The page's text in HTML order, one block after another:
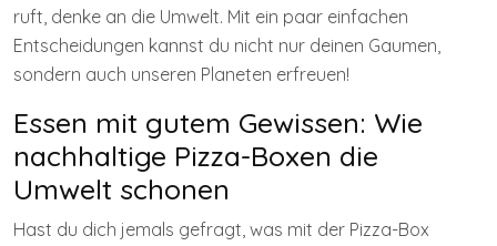
ruft, denke an die Umwelt. Mit ein paar einfachen
Entscheidungen kannst du nicht nur deinen Gaumen,
sondern auch unseren Planeten erfreuen!
Essen mit gutem Gewissen: Wie
nachhaltige Pizza-Boxen die
Umwelt schonen
Hast du dich jemals gefragt, was mit der Pizza-Box